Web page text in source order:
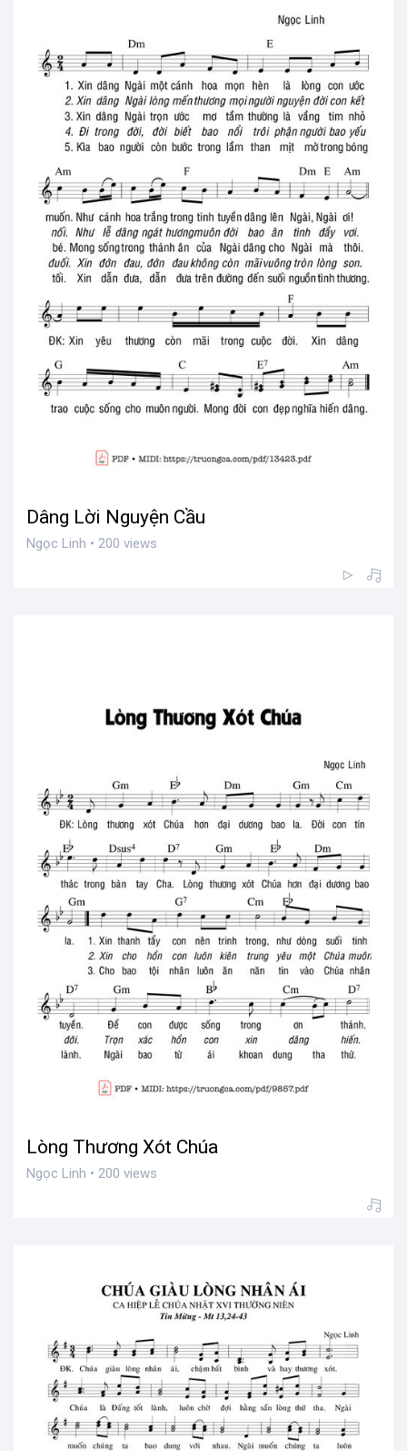
Dâng Lời Nguyện Cầu
Ngọc Linh • 200 views
Lòng Thương Xót Chúa
Ngọc Linh • 200 views